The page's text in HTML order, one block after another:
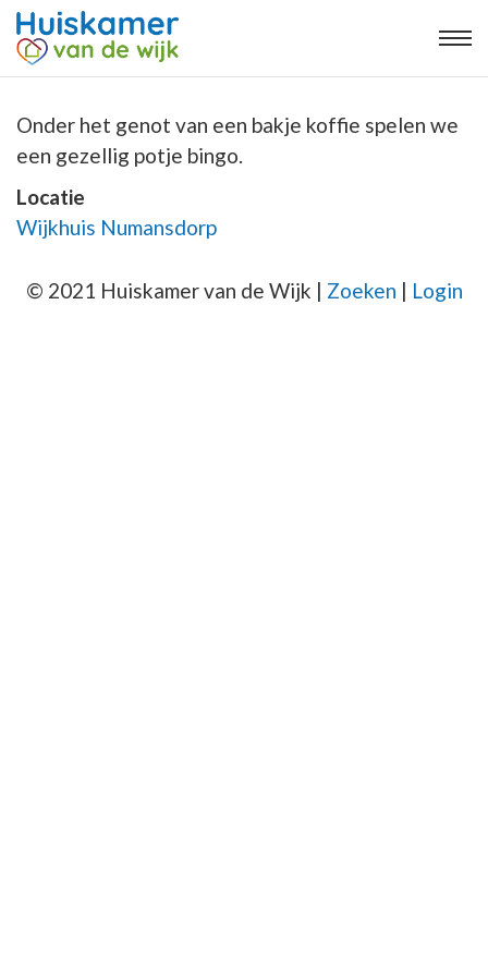
Onder het genot van een bakje koffie spelen we
een gezellig potje bingo.
Locatie
Wijkhuis Numansdorp
© 2021 Huiskamer van de Wijk | Zoeken | Login